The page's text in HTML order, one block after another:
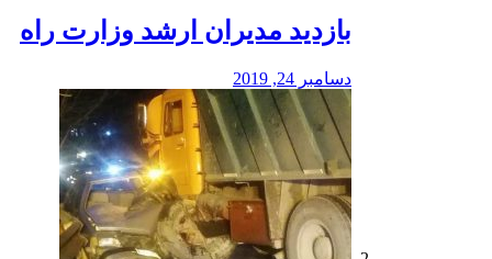
بازدید مدیران ارشد وزارت راه
دسامبر 24, 2019